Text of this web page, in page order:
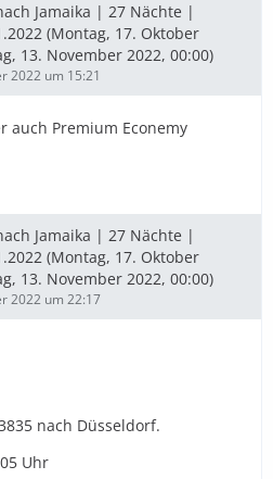
Jamaika | 27 Nächte |
(Montag, 17. Oktober
13. November 2022, 00:00)
2022 um 15:21
auch Premium Econemy
Jamaika | 27 Nächte |
(Montag, 17. Oktober
13. November 2022, 00:00)
2022 um 22:17
nach Düsseldorf.
Uhr